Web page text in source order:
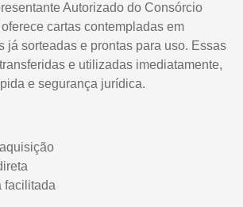
Autorizado do Consórcio
cartas contempladas em
já sorteadas e prontas para uso. Essas
e utilizadas imediatamente,
e segurança jurídica.
facilitada